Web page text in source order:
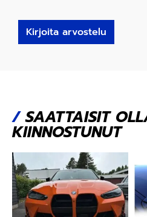
Kirjoita arvostelu
/SAATTAISIT
KIINNOSTUNUT